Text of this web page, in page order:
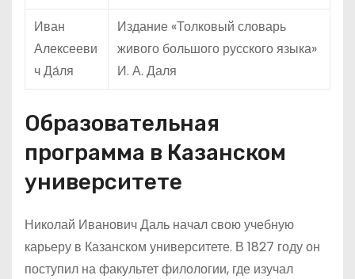
Иван
Алексееви
ч Да́ля
Издание «Толковый словарь
живого большого русского языка»
И. А. Даля
Образовательная
программа в Казанском
университете
Николай Иванович Даль начал свою учебную
карьеру в Казанском университете. В 1827 году он
поступил на факультет филологии, где изучал